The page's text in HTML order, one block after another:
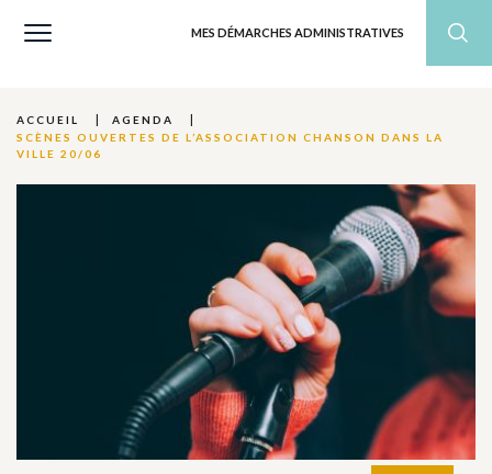
MES DÉMARCHES ADMINISTRATIVES
ACCUEIL
AGENDA
SCÈNES OUVERTES DE L’ASSOCIATION CHANSON DANS LA
VILLE 20/06